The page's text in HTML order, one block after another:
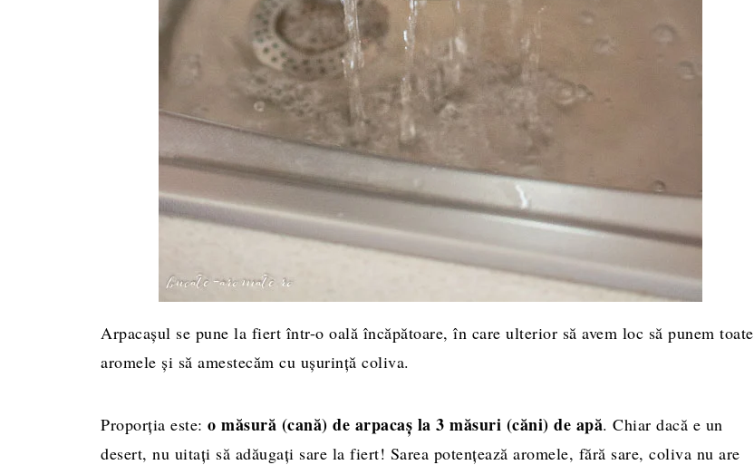
Arpacașul se pune la fiert într-o oală încăpătoare, în care ulterior să avem loc să punem toate
aromele și să amestecăm cu ușurință coliva.
Proporția este: o măsură (cană) de arpacaș la 3 măsuri (căni) de apă. Chiar dacă e un
desert, nu uitați să adăugați sare la fiert! Sarea potențează aromele, fără sare, coliva nu are